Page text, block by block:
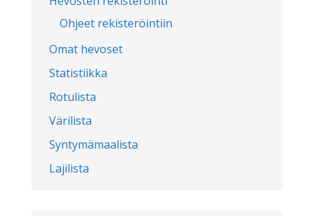
Ohjeet rekisteröintiin
Omat hevoset
Statistiikka
Rotulista
Värilista
Syntymämaalista
Lajilista